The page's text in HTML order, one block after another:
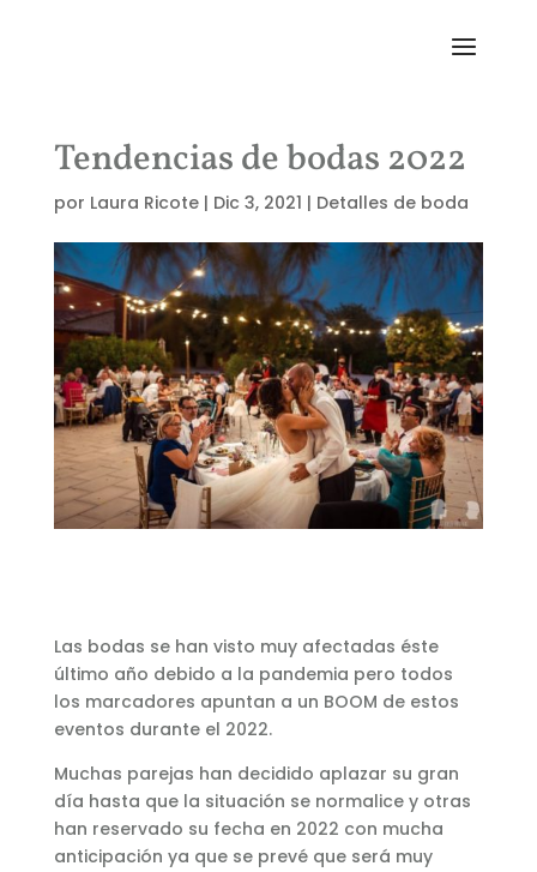
Tendencias de bodas 2022
por Laura Ricote| Dic 3, 2021 | Detalles de boda
Las bodas se han visto muy afectadas éste
último año debido a la pandemia pero todos
los marcadores apuntan a un BOOM de estos
eventos durante el 2022.
Muchas parejas han decidido aplazar su gran
día hasta que la situación se normalice y otras
han reservado su fecha en 2022 con mucha
anticipación ya que se prevé que será muy